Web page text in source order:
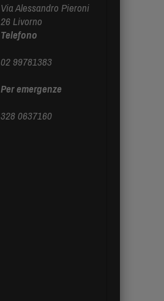
Via Alessandro Pieroni
26 Livorno
Telefono
02 99781383
Per emergenze
328 0637160